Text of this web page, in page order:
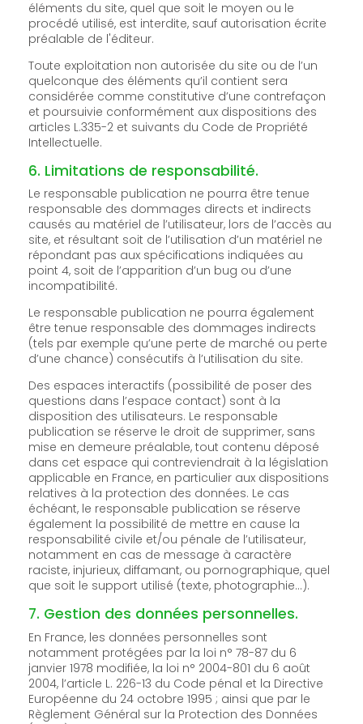
éléments du site, quel que soit le moyen ou le
procédé utilisé, est interdite, sauf autorisation écrite
préalable de l'éditeur.
Toute exploitation non autorisée du site ou de l’un
quelconque des éléments qu’il contient sera
considérée comme constitutive d’une contrefaçon
et poursuivie conformément aux dispositions des
articles L.335-2 et suivants du Code de Propriété
Intellectuelle.
6. Limitations de responsabilité.
Le responsable publication ne pourra être tenue
responsable des dommages directs et indirects
causés au matériel de l’utilisateur, lors de l’accès au
site, et résultant soit de l’utilisation d’un matériel ne
répondant pas aux spécifications indiquées au
point 4, soit de l’apparition d’un bug ou d’une
incompatibilité.
Le responsable publication ne pourra également
être tenue responsable des dommages indirects
(tels par exemple qu’une perte de marché ou perte
d’une chance) consécutifs à l’utilisation du site.
Des espaces interactifs (possibilité de poser des
questions dans l’espace contact) sont à la
disposition des utilisateurs. Le responsable
publication se réserve le droit de supprimer, sans
mise en demeure préalable, tout contenu déposé
dans cet espace qui contreviendrait à la législation
applicable en France, en particulier aux dispositions
relatives à la protection des données. Le cas
échéant, le responsable publication se réserve
également la possibilité de mettre en cause la
responsabilité civile et/ou pénale de l’utilisateur,
notamment en cas de message à caractère
raciste, injurieux, diffamant, ou pornographique, quel
que soit le support utilisé (texte, photographie…).
7. Gestion des données personnelles.
En France, les données personnelles sont
notamment protégées par la loi n° 78-87 du 6
janvier 1978 modifiée, la loi n° 2004-801 du 6 août
2004, l’article L. 226-13 du Code pénal et la Directive
Européenne du 24 octobre 1995 ; ainsi que par le
Règlement Général sur la Protection des Données